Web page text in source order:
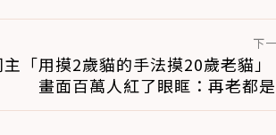
下
主「用摸2歲貓的手法摸20歲老貓」
畫面百萬人紅了眼眶：再老都